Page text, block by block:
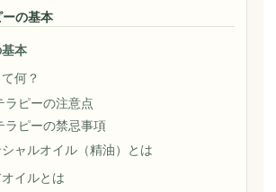
の基本
本
何？
ラピーの注意点
ラピーの禁忌事項
ャルオイル（精油）とは
イルとは